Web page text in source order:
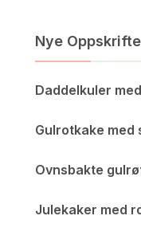
Nye
Daddelkuler
Gulrotkake med
Ovnsbakte
Julekaker med